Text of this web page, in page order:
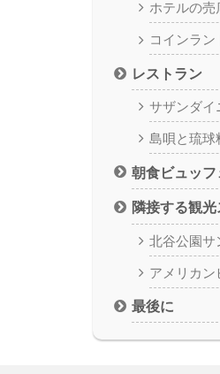
ホテルの売
コインラ
レストラン
サザンダイ
島唄と琉
朝食ビュッフ
隣接する観光
北谷公園サ
アメリカン
最後に